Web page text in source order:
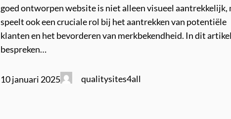
goed ontworpen website is niet alleen visueel aantrekkelijk,
speelt ook een cruciale rol bij het aantrekken van potentiële
klanten en het bevorderen van merkbekendheid. In dit artikel
bespreken…
10 januari 2025 qualitysites4all